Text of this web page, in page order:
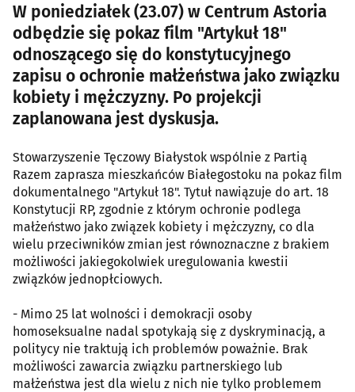
W poniedziałek (23.07) w Centrum Astoria
odbędzie się pokaz film "Artykuł 18"
odnoszącego się do konstytucyjnego
zapisu o ochronie małżeństwa jako związku
kobiety i mężczyzny. Po projekcji
zaplanowana jest dyskusja.
Stowarzyszenie Tęczowy Białystok wspólnie z Partią
Razem zaprasza mieszkańców Białegostoku na pokaz film
dokumentalnego "Artykuł 18". Tytuł nawiązuje do art. 18
Konstytucji RP, zgodnie z którym ochronie podlega
małżeństwo jako związek kobiety i mężczyzny, co dla
wielu przeciwników zmian jest równoznaczne z brakiem
możliwości jakiegokolwiek uregulowania kwestii
związków jednopłciowych.
- Mimo 25 lat wolności i demokracji osoby
homoseksualne nadal spotykają się z dyskryminacją, a
politycy nie traktują ich problemów poważnie. Brak
możliwości zawarcia związku partnerskiego lub
małżeństwa jest dla wielu z nich nie tylko problemem